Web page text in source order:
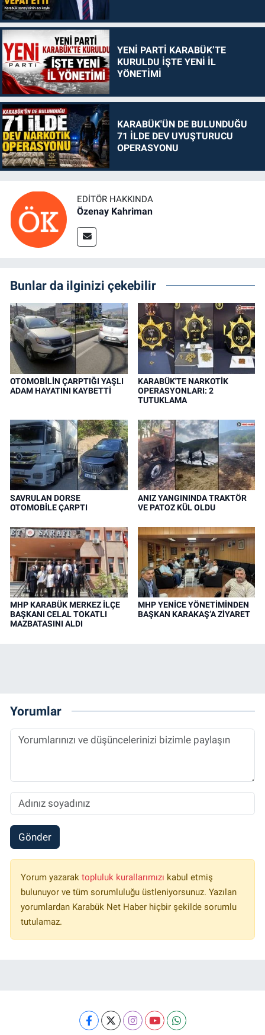
YENİ PARTİ KARABÜK’TE
KURULDU İŞTE YENİ İL
YÖNETİMİ
KARABÜK'ÜN DE BULUNDUĞU
71 İLDE DEV UYUŞTURUCU
OPERASYONU
EDITÖR HAKKINDA
Özenay Kahriman
Bunlar da ilginizi çekebilir
OTOMOBİLİN ÇARPTIĞI YAŞLI
ADAM HAYATINI KAYBETTİ
KARABÜK'TE NARKOTİK
OPERASYONLARI: 2
TUTUKLAMA
SAVRULAN DORSE
OTOMOBİLE ÇARPTI
ANIZ YANGININDA TRAKTÖR
VE PATOZ KÜL OLDU
MHP KARABÜK MERKEZ İLÇE
BAŞKANI CELAL TOKATLI
MAZBATASINI ALDI
MHP YENİCE YÖNETİMİNDEN
BAŞKAN KARAKAŞ’A ZİYARET
Yorumlar
Gönder
Yorum yazarak topluluk kurallarımızı kabul etmiş
bulunuyor ve tüm sorumluluğu üstleniyorsunuz. Yazılan
yorumlardan Karabük Net Haber hiçbir şekilde sorumlu
tutulamaz.